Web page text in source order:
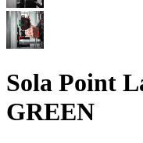
Sola Point
GREEN